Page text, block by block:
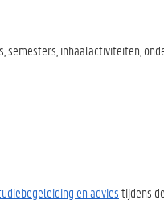
semesters, inhaalactiviteiten,
en adviestijdens